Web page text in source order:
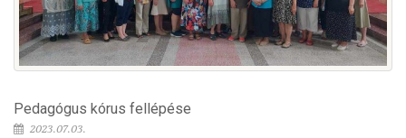
Pedagógus kórus fellépése
2023.07.03.